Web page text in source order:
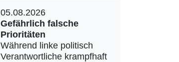
05.08.2026
Gefährlich falsche
Prioritäten
Während linke politisch
Verantwortliche krampfhaft